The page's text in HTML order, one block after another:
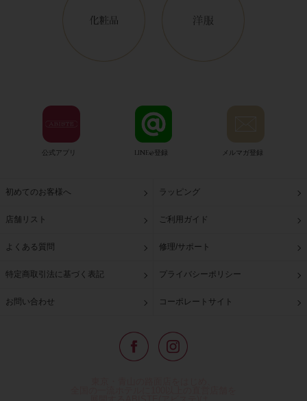
公式アプリ LINE@登録 メルマガ登録
初めてのお客様へ ラッピング
店舗リスト ご利用ガイド
よくある質問 修理/サポート
特定商取引法に基づく表記 プライバシーポリシー
お問い合わせ コーポレートサイト